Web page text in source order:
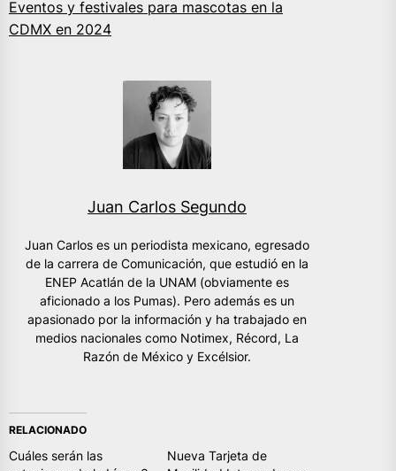
Eventos y festivales para mascotas en la
CDMX en 2024
Juan Carlos Segundo
Juan Carlos es un periodista mexicano, egresado
de la carrera de Comunicación, que estudió en la
ENEP Acatlán de la UNAM (obviamente es
aficionado a los Pumas). Pero además es un
apasionado por la información y ha trabajado en
medios nacionales como Notimex, Récord, La
Razón de México y Excélsior.
RELACIONADO
Cuáles serán las
Nueva Tarjeta de